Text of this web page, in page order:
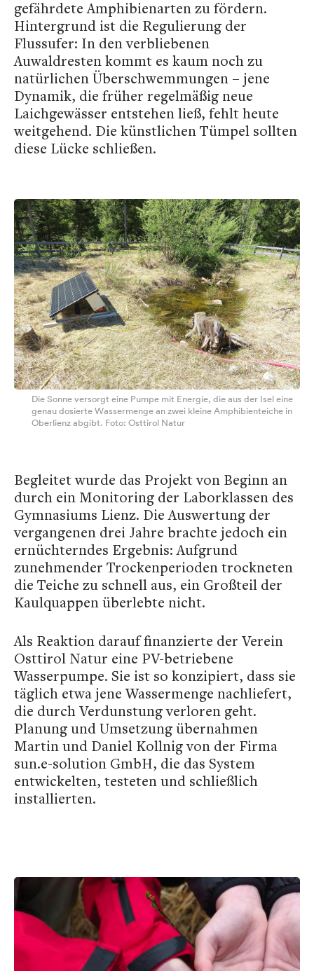
gefährdete Amphibienarten zu fördern.
Hintergrund ist die Regulierung der
Flussufer: In den verbliebenen
Auwaldresten kommt es kaum noch zu
natürlichen Überschwemmungen – jene
Dynamik, die früher regelmäßig neue
Laichgewässer entstehen ließ, fehlt heute
weitgehend. Die künstlichen Tümpel sollten
diese Lücke schließen.
Die Sonne versorgt eine Pumpe mit Energie, die aus der Isel eine
genau dosierte Wassermenge an zwei kleine Amphibienteiche in
Oberlienz abgibt. Foto: Osttirol Natur
Begleitet wurde das Projekt von Beginn an
durch ein Monitoring der Laborklassen des
Gymnasiums Lienz. Die Auswertung der
vergangenen drei Jahre brachte jedoch ein
ernüchterndes Ergebnis: Aufgrund
zunehmender Trockenperioden trockneten
die Teiche zu schnell aus, ein Großteil der
Kaulquappen überlebte nicht.
Als Reaktion darauf finanzierte der Verein
Osttirol Natur eine PV-betriebene
Wasserpumpe. Sie ist so konzipiert, dass sie
täglich etwa jene Wassermenge nachliefert,
die durch Verdunstung verloren geht.
Planung und Umsetzung übernahmen
Martin und Daniel Kollnig von der Firma
sun.e-solution GmbH, die das System
entwickelten, testeten und schließlich
installierten.